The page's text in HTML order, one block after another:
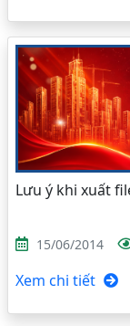
Lưu ý khi xuất
15/06/2014
Xem chi tiết